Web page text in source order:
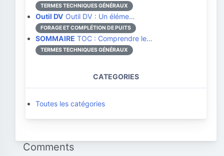
TERMES TECHNIQUES GÉNÉRAUX
Outil DV Outil DV : Un éléme…
FORAGE ET COMPLÉTION DE PUITS
SOMMAIRE TOC : Comprendre le…
TERMES TECHNIQUES GÉNÉRAUX
CATEGORIES
Toutes les catégories
Comments